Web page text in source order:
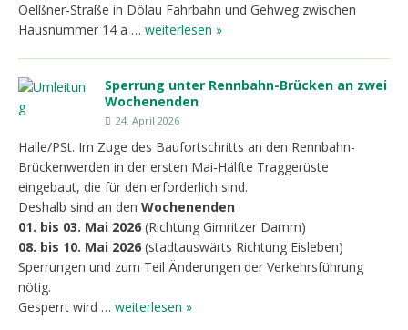
Oelßner-Straße in Dölau Fahrbahn und Gehweg zwischen
Hausnummer 14 a … weiterlesen »
Sperrung unter Rennbahn-Brücken an zwei
Wochenenden
24. April 2026
Halle/PSt. Im Zuge des Baufortschritts an den Rennbahn-
Brückenwerden in der ersten Mai-Hälfte Traggerüste
eingebaut, die für den erforderlich sind.
Deshalb sind an den Wochenenden
01. bis 03. Mai 2026 (Richtung Gimritzer Damm)
08. bis 10. Mai 2026 (stadtauswärts Richtung Eisleben)
Sperrungen und zum Teil Änderungen der Verkehrsführung
nötig.
Gesperrt wird … weiterlesen »